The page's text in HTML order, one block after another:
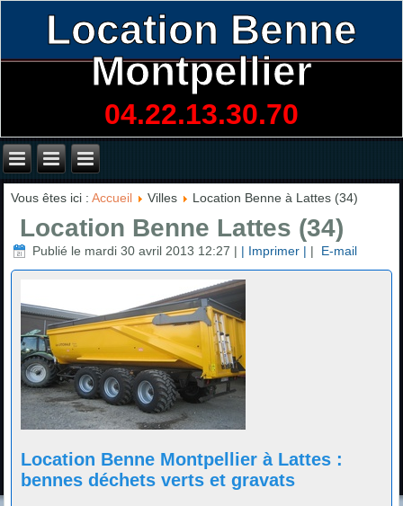
Location Benne
Montpellier
04.22.13.30.70
Vous êtes ici :Accueil Villes Location Benne à Lattes (34)
Location Benne Lattes (34)
Publié le mardi 30 avril 2013 12:27 | | Imprimer | | E-mail
Location Benne Montpellier à Lattes :
bennes déchets verts et gravats